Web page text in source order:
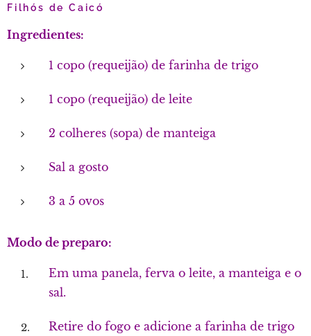
Filhós de Caicó
Ingredientes:
1 copo (requeijão) de farinha de trigo
1 copo (requeijão) de leite
2 colheres (sopa) de manteiga
Sal a gosto
3 a 5 ovos
Modo de preparo:
Em uma panela, ferva o leite, a manteiga e o
sal.
Retire do fogo e adicione a farinha de trigo